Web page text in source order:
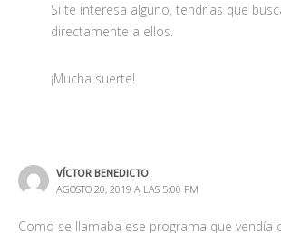
Si te interesa alguno, tendrías que
directamente a ellos.
¡Mucha suerte!
VÍCTOR BENEDICTO
AGOSTO 20, 2019 A LAS 5:00 PM
Como se llamaba ese programa que vendía